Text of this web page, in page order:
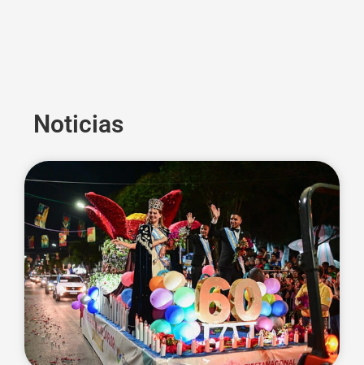
Noticias